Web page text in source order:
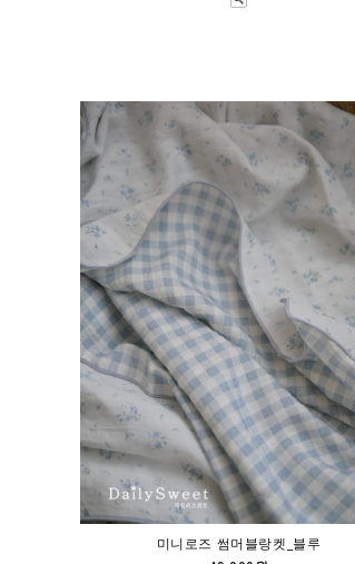
미니로즈 썸머블랑켓_블루